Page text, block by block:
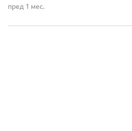
од клучните прашања за
избирачкото право. Таа нагласи
пред 1 мес.